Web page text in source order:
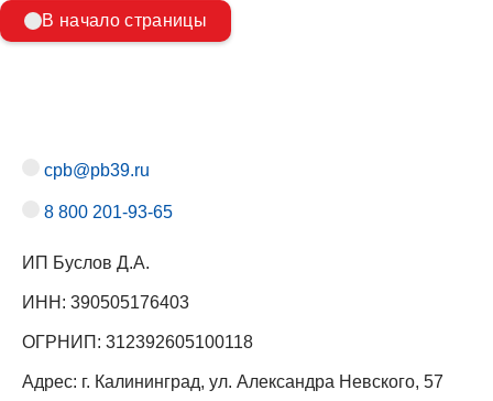
В начало страницы
cpb@pb39.ru
8 800 201-93-65
ИП Буслов Д.А.
ИНН: 390505176403
ОГРНИП: 312392605100118
Адрес: г. Калининград, ул. Александра Невского, 57